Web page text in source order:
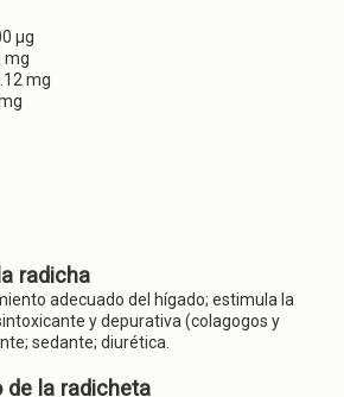
μg
mg
mg
radicha
adecuado del hígado; estimula la
y depurativa (colagogos y
sedante; diurética.
de la radicheta